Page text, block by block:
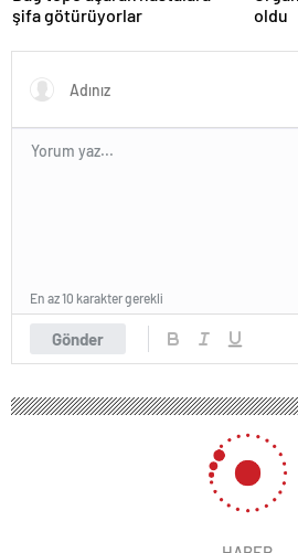
şifa götürüyorlar
oldu
Gönder
En az 10 karakter gerekli